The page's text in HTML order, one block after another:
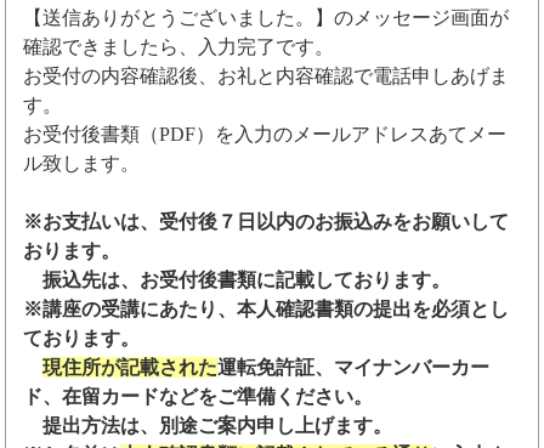
【送信ありがとうございました。】のメッセージ画面が
確認できましたら、入力完了です。
お受付の内容確認後、お礼と内容確認で電話申しあげま
す。
お受付後書類（PDF）を入力のメールアドレスあてメー
ル致します。
※お支払いは、受付後７日以内のお振込みをお願いして
おります。
振込先は、お受付後書類に記載しております。
※講座の受講にあたり、本人確認書類の提出を必須とし
ております。
現住所が記載された運転免許証、マイナンバーカー
ド、在留カードなどをご準備ください。
提出方法は、別途ご案内申し上げます。